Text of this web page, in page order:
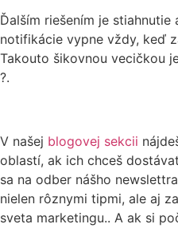
Ďalším riešením je
notifikácie vypne vždy, keď
Takouto šikovnou vecičkou
?.
V našej blogovej sekcii
oblastí, ak ich chceš
sa na odber nášho
nielen rôznymi tipmi, ale aj
sveta marketingu.. A ak si